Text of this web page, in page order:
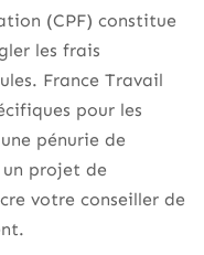
(CPF) constitue
les frais
France Travail
pour les
pénurie de
un projet de
votre conseiller de